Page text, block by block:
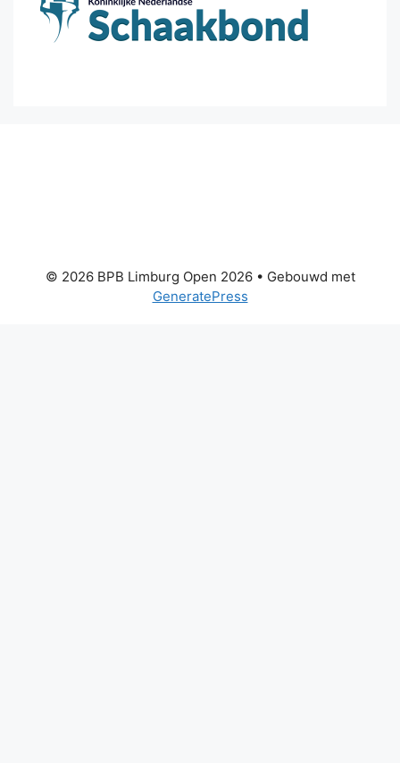
© 2026 BPB Limburg Open 2026• Gebouwd met
GeneratePress